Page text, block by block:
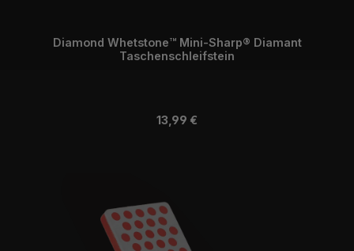
Diamond Whetstone™ Mini-Sharp® Diamant
Taschenschleifstein
Regulärer Preis:
13,99 €